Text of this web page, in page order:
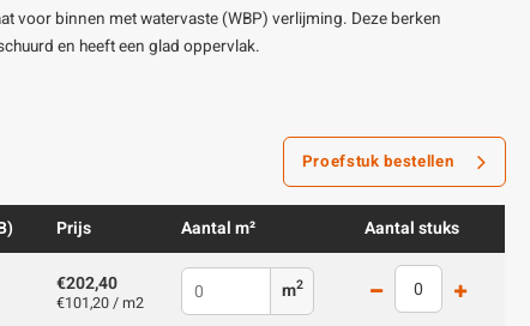
Alle poten & onderstellen
voor binnen met watervaste (WBP) verlijming. Deze berken
en heeft een glad oppervlak.
Proefstuk bestellen
Prijs Aantal m² Aantal stuks
€202,40
€101,20 / m2 m2